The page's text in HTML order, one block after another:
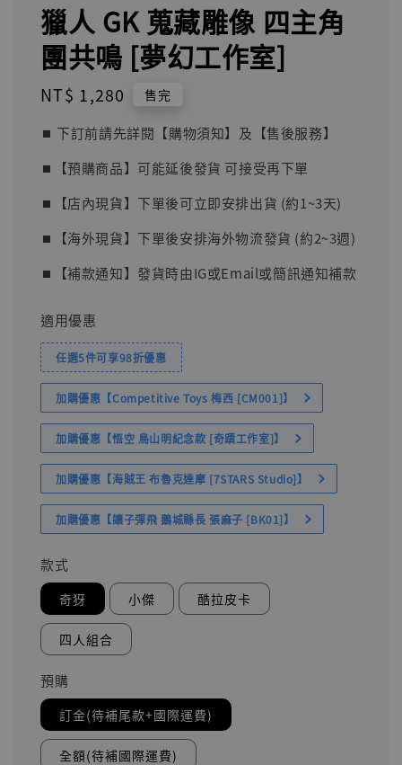
獵人 GK 蒐藏雕像 四主角
團共鳴 [夢幻工作室]
Regular
NT$ 1,280 售完
⏹︎ 下訂前請先詳閱【購物須知】及【售後服務】
⏹︎【預購商品】可能延後發貨 可接受再下單
⏹︎【店內現貨】下單後可立即安排出貨 (約1~3天)
⏹︎【海外現貨】下單後安排海外物流發貨 (約2~3週)
⏹︎【補款通知】發貨時由IG或Email或簡訊通知補款
適用優惠
任選5件可享98折優惠
加購優惠【Competitive Toys 梅西 [CM001]】
加購優惠【悟空 鳥山明紀念款 [奇蹟工作室]】
加購優惠【海賊王 布魯克達摩 [7STARS Studio]】
加購優惠【讓子彈飛 鵝城縣長 張麻子 [BK01]】
款式
奇犽 小傑 酷拉皮卡
四人組合
預購
訂金(待補尾款+國際運費)
全額(待補國際運費)